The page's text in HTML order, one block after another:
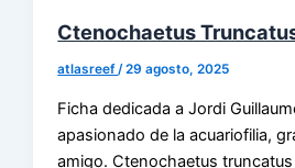
Ctenochaetus
atlasreef/29 agosto, 2025
Ficha dedicada a Jordi
apasionado de la acuariofilia,
amigo. Ctenochaetus